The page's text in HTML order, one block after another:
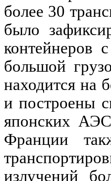
более 30
было
контейнеров
большой
находится на
и построены
японских
Франции
излучений